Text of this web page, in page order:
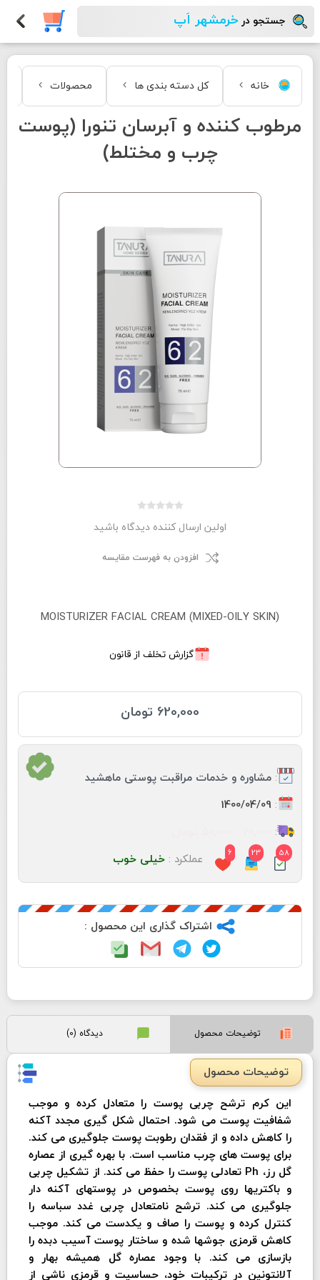
جستجو در خرمشهر اَپ
خانه کل دسته بندی ها محصولات
مرطوب کننده و آبرسان تنورا (پوست
چرب و مختلط)
اولین ارسال کننده دیدگاه باشید
افزودن به فهرست مقایسه
MOISTURIZER FACIAL CREAM (MIXED-OILY SKIN)
گزارش تخلف از قانون
620,000 تومان
: مشاوره و خدمات مراقبت پوستی ماهشید
:
1400/04/09
:
58
23
6 عملکرد : خیلی خوب
اشتراک گذاری این محصول :
توضیحات محصول دیدگاه (0)
توضیحات محصول
این کرم ترشح چربی پوست را متعادل کرده و موجب
شفافیت پوست می شود. احتمال شکل گیری مجدد آکنه
را کاهش داده و از فقدان رطوبت پوست جلوگیری می کند.
برای پوست های چرب مناسب است. با بهره گیری از عصاره
گل رز، Ph تعادلی پوست را حفظ می کند. از تشکیل چربی
و باکتریها روی پوست بخصوص در پوستهای آکنه دار
جلوگیری می کند. ترشح نامتعادل چربی غدد سباسه را
کنترل کرده و پوست را صاف و یکدست می کند. موجب
کاهش قرمزی جوشها شده و ساختار پوست آسیب دبده را
بازسازی می کند. با وجود عصاره گل همیشه بهار و
آلانتونین در ترکیبات خود، حساسیت و قرمزی ناشی از